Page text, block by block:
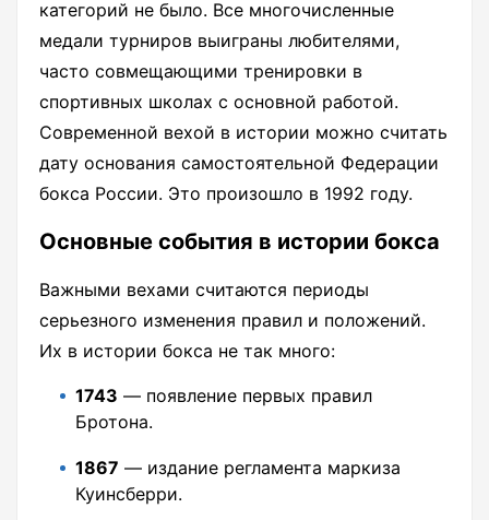
категорий не было. Все многочисленные
медали турниров выиграны любителями,
часто совмещающими тренировки в
спортивных школах с основной работой.
Современной вехой в истории можно считать
дату основания самостоятельной Федерации
бокса России. Это произошло в 1992 году.
Основные события в истории бокса
Важными вехами считаются периоды
серьезного изменения правил и положений.
Их в истории бокса не так много:
1743 — появление первых правил
Бротона.
1867 — издание регламента маркиза
Куинсберри.